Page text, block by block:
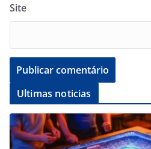
Site
Ultimas noticias